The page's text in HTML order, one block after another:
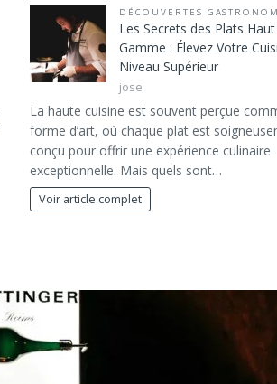
DÉCOUVERTES
Les Secrets des Plats
Gamme : Élevez Votre
Niveau Supérieur
jose
La haute cuisine est souvent perçue
forme d’art, où chaque plat est
conçu pour offrir une expérience culinaire
exceptionnelle. Mais quels sont…
Voir article complet